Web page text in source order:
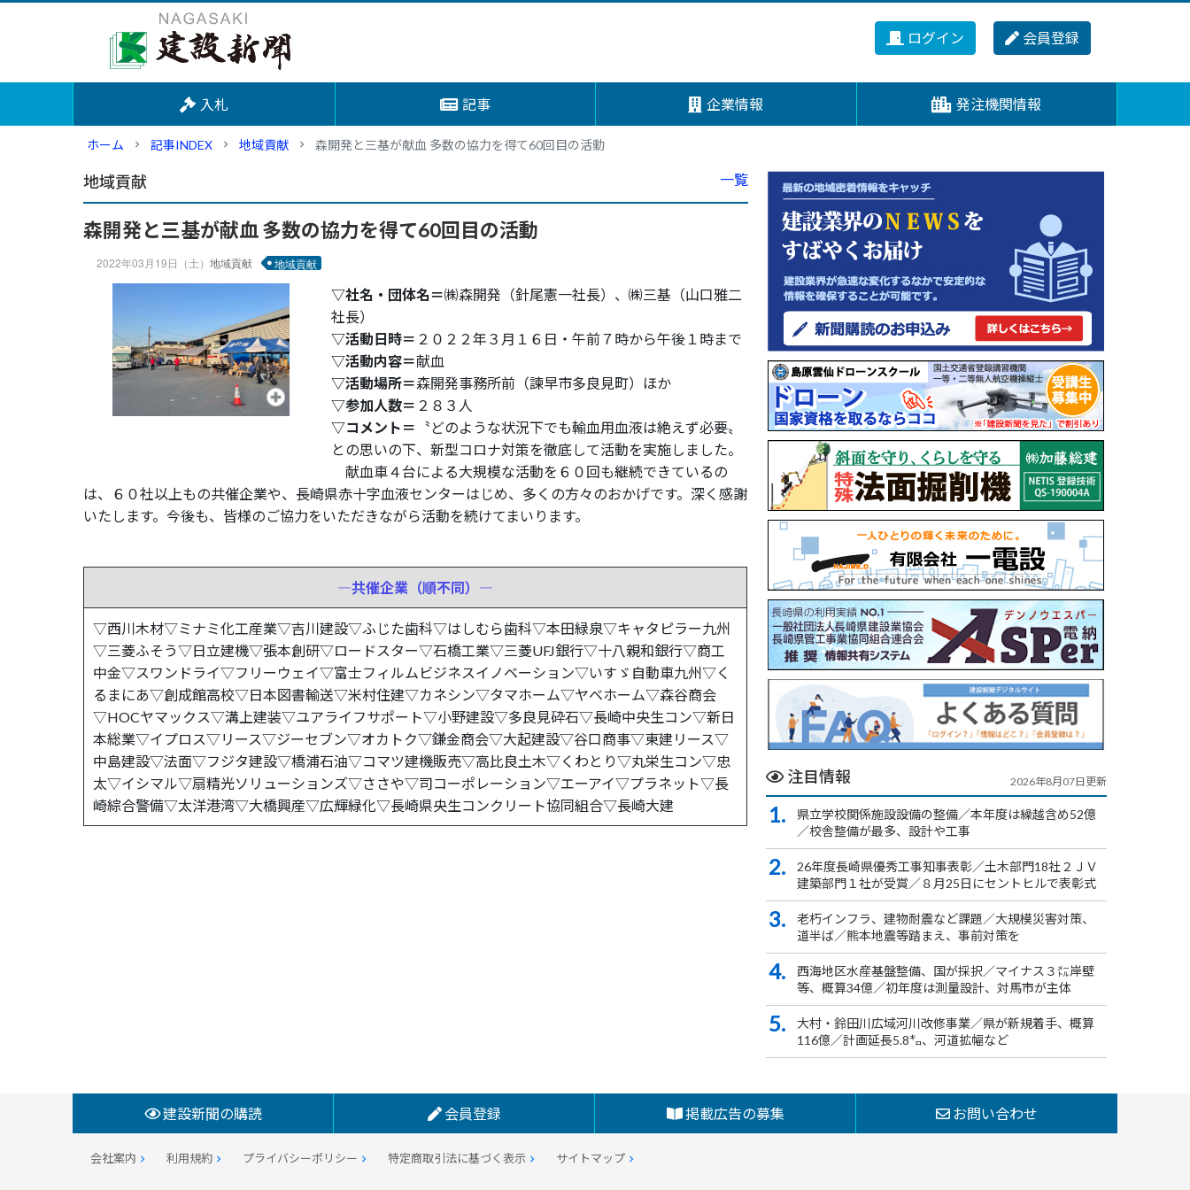
ログイン 会員登録
入札 記事 企業情報 発注機関情報
ホーム 記事INDEX 地域貢献 森開発と三基が献血 多数の協力を得て60回目の活動
地域貢献 一覧
森開発と三基が献血 多数の協力を得て60回目の活動
2022年03月19日（土） 地域貢献 地域貢献
▽社名・団体名＝㈱森開発（針尾憲一社長）、㈱三基（山口雅二
社長）
▽活動日時＝ ２０２２年３月１６日・午前７時から午後１時まで
▽活動内容＝献血
▽活動場所＝森開発事務所前（諫早市多良見町）ほか
▽参加人数＝ ２８３人
▽コメント＝
〝どのような状況下でも輸血用血液は絶えず必要〟
との思いの下、新型コロナ対策を徹底して活動を実施しました。
献血車４台による大規模な活動を６０回も継続できているの
は、６０社以上もの共催企業や、長崎県赤十字血液センターはじめ、多くの方々のおかげです。深く感謝
いたします。今後も、皆様のご協力をいただきながら活動を続けてまいります。
―共催企業（順不同）―
▽西川木材▽ミナミ化工産業▽吉川建設▽ふじた歯科▽はしむら歯科▽本田緑泉▽キャタピラー九州
▽三菱ふそう▽日立建機▽張本創研▽ロードスター▽石橋工業▽三菱UFJ銀行▽十八親和銀行▽商工
中金▽スワンドライ▽フリーウェイ▽富士フィルムビジネスイノベーション▽いすゞ自動車九州▽く
るまにあ▽創成館高校▽日本図書輸送▽米村住建▽カネシン▽タマホーム▽ヤベホーム▽森谷商会
▽HOCヤマックス▽溝上建装▽ユアライフサポート▽小野建設▽多良見砕石▽長崎中央生コン▽新日
本総業▽イプロス▽リース▽ジーセブン▽オカトク▽鎌金商会▽大起建設▽谷口商事▽東建リース▽
中島建設▽法面▽フジタ建設▽橋浦石油▽コマツ建機販売▽高比良土木▽くわとり▽丸栄生コン▽忠
太▽イシマル▽扇精光ソリューションズ▽ささや▽司コーポレーション▽エーアイ▽プラネット▽長
崎綜合警備▽太洋港湾▽大橋興産▽広輝緑化▽長崎県央生コンクリート協同組合▽長崎大建
注目情報 2026年8月07日更新
1.
県立学校関係施設設備の整備／本年度は繰越含め52億
／校舎整備が最多、設計や工事
2.
26年度長崎県優秀工事知事表彰／土木部門18社２ＪＶ
建築部門１社が受賞／８月25日にセントヒルで表彰式
3.
老朽インフラ、建物耐震など課題／大規模災害対策、
道半ば／熊本地震等踏まえ、事前対策を
4.
西海地区水産基盤整備、国が採択／マイナス３㍍岸壁
等、概算34億／初年度は測量設計、対馬市が主体
5.
大村・鈴田川広域河川改修事業／県が新規着手、概算
116億／計画延長5.8㌔、河道拡幅など
建設新聞の購読 会員登録 掲載広告の募集 お問い合わせ
会社案内 利用規約 プライバシーポリシー 特定商取引法に基づく表示 サイトマップ